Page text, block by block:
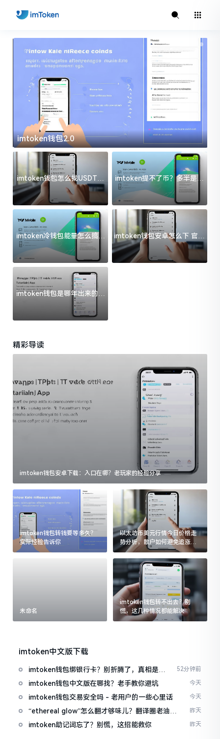
imtoken钱包2.0
imtoken钱包怎么找USDT地
址？三步搞定不踩坑
imtoken提不了币？多半是这
几件事没处理好
imtoken冷钱包能量怎么搞？
过来人告诉你门道
imtoken钱包安卓怎么下 官方
渠道避坑指南
imtoken钱包是哪年出来的？
一文给你说清楚
精彩导读
imtoken钱包安卓下载：入口在哪？老玩家的经验分享
imtoken钱包转钱要等多久？
实际经验告诉你
以太坊币美元行情今日价格走
势分析，散户如何避免追涨杀
跌被套牢
未命名
imtoken钱包转不出去？别
慌，这几种情况都能解决
imtoken中文版下载
imtoken钱包绑银行卡？别折腾了，真相是这
样的
52分钟前
imtoken钱包中文版在哪找？老手教你避坑 今天
imtoken钱包交易安全吗 - 老用户的一些心里话 今天
“ethereal glow”怎么翻才够味儿？翻译圈老油条
的私房话
昨天
imtoken助记词忘了？别慌，这招能救你 昨天